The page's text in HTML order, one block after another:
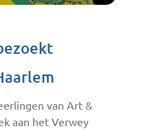
van Art &
aan het Verwey